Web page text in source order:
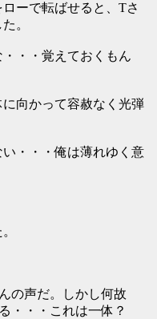
ーで転ばせると、Tさ
。
・・・覚えておくもん
向かって容赦なく光弾
・・・俺は薄れゆく意
の声だ。しかし何故
・・・これは一体？